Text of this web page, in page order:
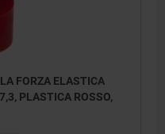
FORZA ELASTICA
PLASTICA ROSSO,